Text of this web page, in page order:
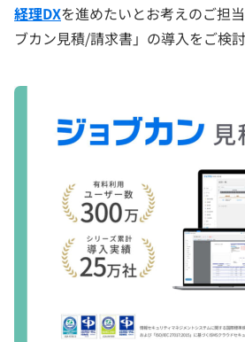
経理DXを進めたいとお考えのご担
ブカン見積/請求書」の導入をご検討